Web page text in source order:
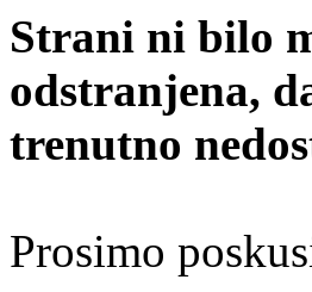
Strani ni bilo
odstranjena,
trenutno
Prosimo